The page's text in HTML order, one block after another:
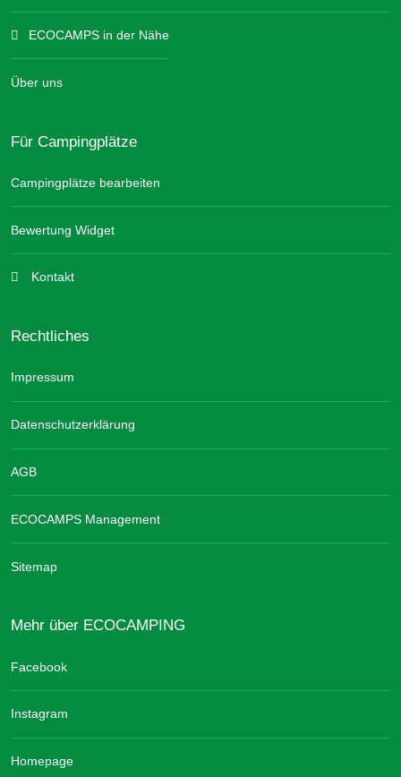
ECOCAMPS in der Nähe
Über uns
Für Campingplätze
Campingplätze bearbeiten
Bewertung Widget
Kontakt
Rechtliches
Impressum
Datenschutzerklärung
AGB
ECOCAMPS Management
Sitemap
Mehr über ECOCAMPING
Facebook
Instagram
Homepage